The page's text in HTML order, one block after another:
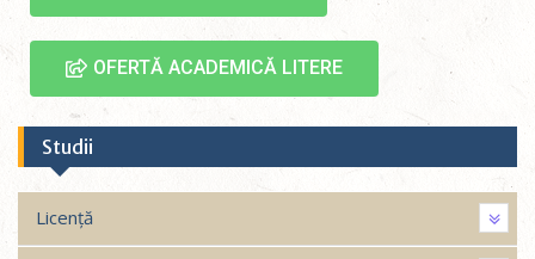
OFERTĂ ACADEMICĂ LITERE
Studii
Licență